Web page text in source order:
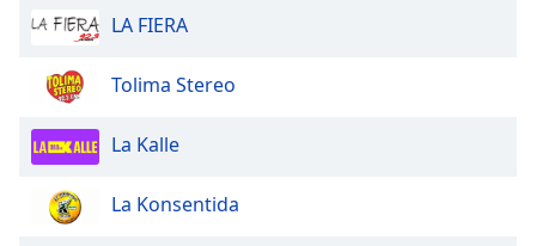
window.
Escape
cancel
LA FIERA
Tolima Stereo
La Kalle
La Konsentida